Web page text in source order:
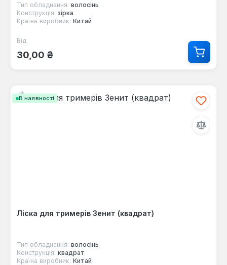
Тип обладнання: волосінь
Конструкція: зірка
Країна виробник: Китай
Звичайна ціна:
Від
30,00 ₴
В наявності
Ліска для тримерів Зенит (квадрат)
Тип обладнання: волосінь
Конструкція: квадрат
Країна виробник: Китай